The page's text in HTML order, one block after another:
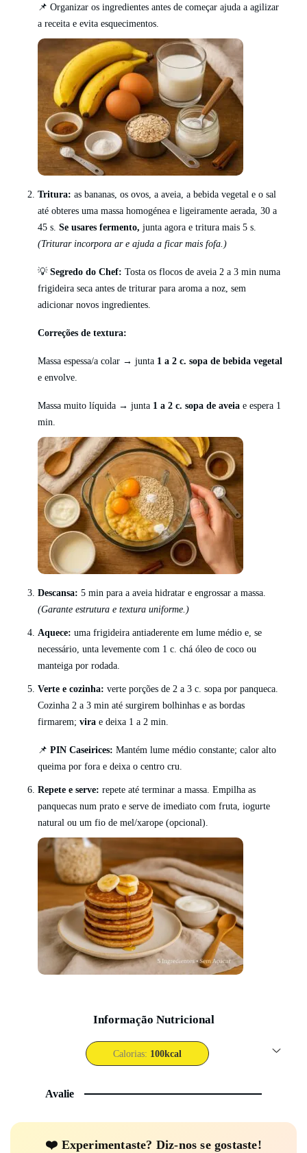
📌 Organizar os ingredientes antes de começar ajuda a agilizar
a receita e evita esquecimentos.
Tritura: as bananas, os ovos, a aveia, a bebida vegetal e o sal
até obteres uma massa homogénea e ligeiramente aerada, 30 a
45 s. Se usares fermento, junta agora e tritura mais 5 s.
(Triturar incorpora ar e ajuda a ficar mais fofa.)
💡Segredo do Chef: Tosta os flocos de aveia 2 a 3 min numa
frigideira seca antes de triturar para aroma a noz, sem
adicionar novos ingredientes.
Correções de textura:
Massa espessa/a colar → junta 1 a 2 c. sopa de bebida vegetal
e envolve.
Massa muito líquida → junta 1 a 2 c. sopa de aveia e espera 1
min.
Descansa: 5 min para a aveia hidratar e engrossar a massa.
(Garante estrutura e textura uniforme.)
Aquece: uma frigideira antiaderente em lume médio e, se
necessário, unta levemente com 1 c. chá óleo de coco ou
manteiga por rodada.
Verte e cozinha: verte porções de 2 a 3 c. sopa por panqueca.
Cozinha 2 a 3 min até surgirem bolhinhas e as bordas
firmarem; vira e deixa 1 a 2 min.
📌 PIN Caseirices: Mantém lume médio constante; calor alto
queima por fora e deixa o centro cru.
Repete e serve: repete até terminar a massa. Empilha as
panquecas num prato e serve de imediato com fruta, iogurte
natural ou um fio de mel/xarope (opcional).
Informação Nutricional
Calorias: 100kcal
Avalie
❤️ Experi­mentaste? Diz-nos se gostaste!